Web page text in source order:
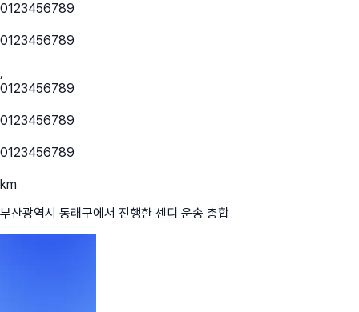
0123456789
0123456789
,
0123456789
0123456789
0123456789
km
부산광역시 동래구에서 진행한 센디 운송 총합